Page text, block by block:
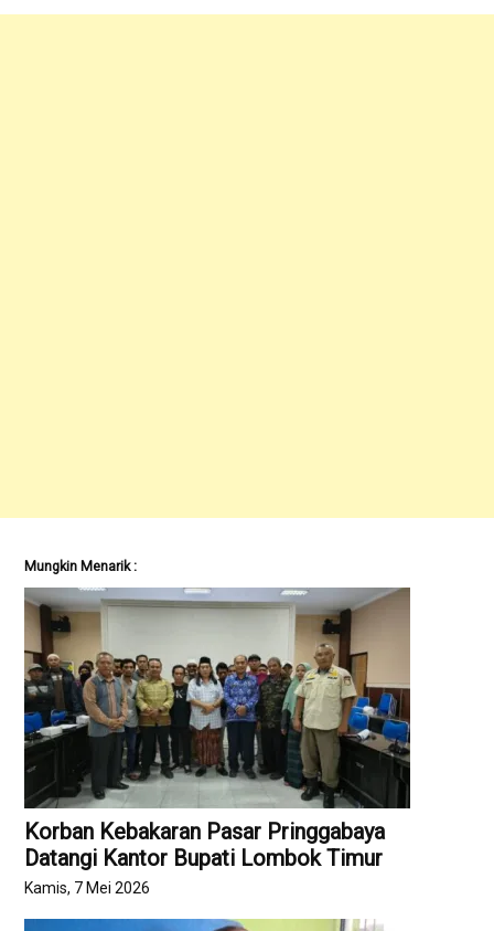
Mungkin Menarik :
Korban Kebakaran Pasar Pringgabaya
Datangi Kantor Bupati Lombok Timur
Kamis, 7 Mei 2026